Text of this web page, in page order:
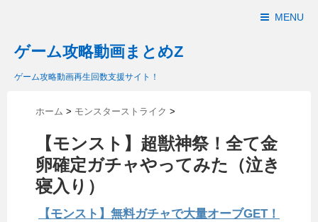
MENU
ゲーム攻略動画まとめZ
ゲーム攻略動画再生回数支援サイト！
ホーム > モンスターストライク >
【モンスト】超獣神祭！全て金
卵確定ガチャやってみた（泣き
寝入り）
【モンスト】無料ガチャで大量オーブGET！